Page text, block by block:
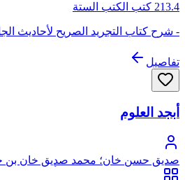
213.4 كتب الكتب الستة
- شرح كتاب التجريد الصريح لأحاديث
تفاصيل
أبجد العلوم
صديق حسن خان؛ محمد صديق خان بن
الحسيني البخاري القنوجي، أبو الطيب